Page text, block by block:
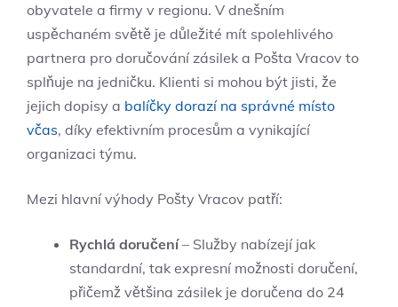
obyvatele a firmy v regionu. V dnešním
uspěchaném světě je důležité mít spolehlivého
partnera pro doručování zásilek a Pošta Vracov to
splňuje na jedničku. Klienti si mohou být jisti, že
jejich dopisy a balíčky dorazí na správné místo
včas, díky efektivním procesům a vynikající
organizaci týmu.
Mezi hlavní výhody Pošty Vracov patří:
Rychlá doručení– Služby nabízejí jak
standardní, tak expresní možnosti doručení,
přičemž většina zásilek je doručena do 24